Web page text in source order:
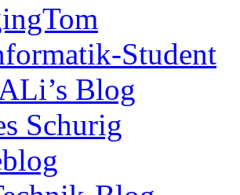
Student
Blog
Schurig